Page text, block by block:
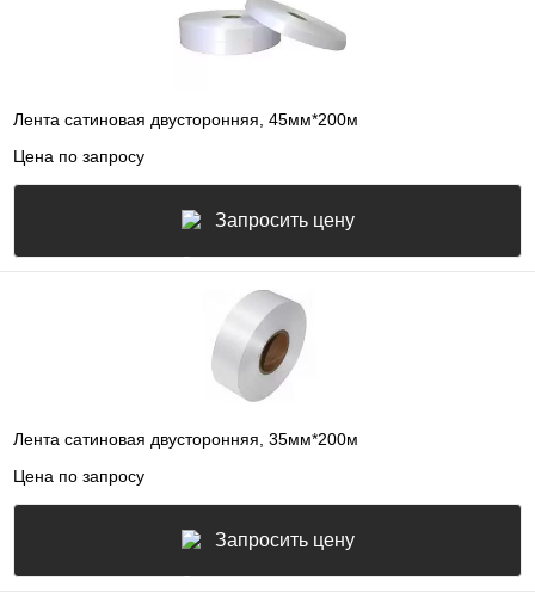
Лента сатиновая двусторонняя, 45мм*200м
Цена по запросу
Запросить цену
Лента сатиновая двусторонняя, 35мм*200м
Цена по запросу
Запросить цену